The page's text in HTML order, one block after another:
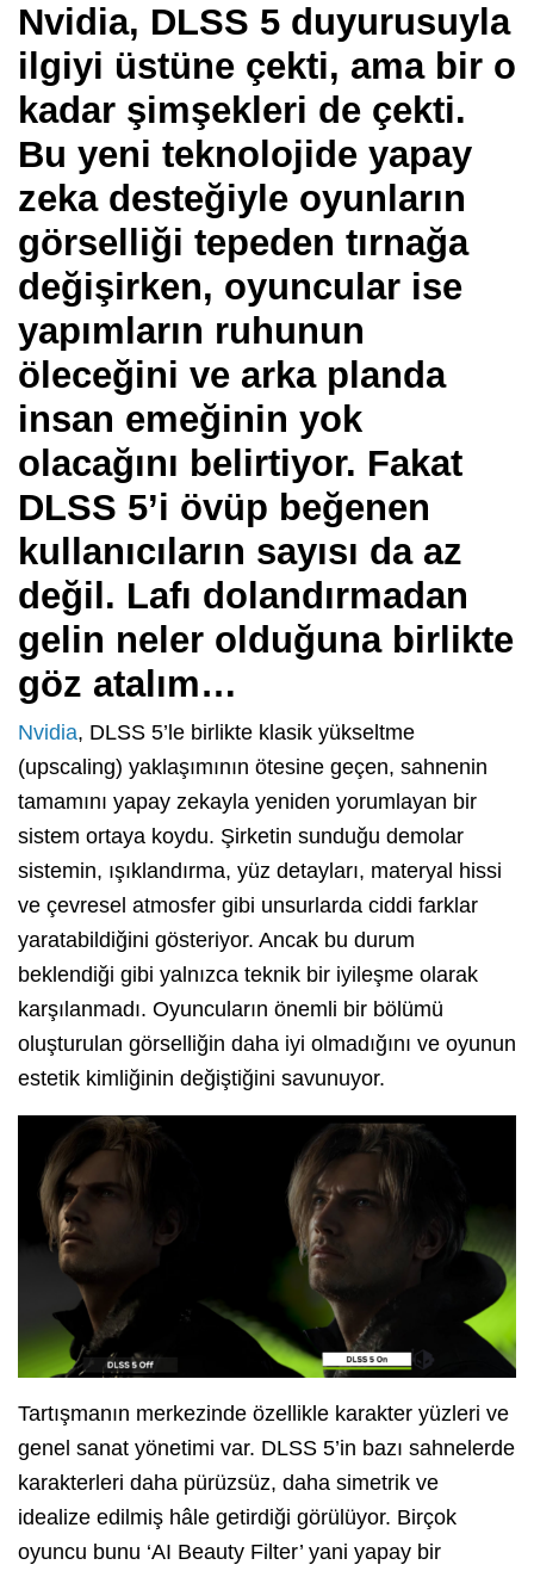
Nvidia, DLSS 5 duyurusuyla
ilgiyi üstüne çekti, ama bir o
kadar şimşekleri de çekti.
Bu yeni teknolojide yapay
zeka desteğiyle oyunların
görselliği tepeden tırnağa
değişirken, oyuncular ise
yapımların ruhunun
öleceğini ve arka planda
insan emeğinin yok
olacağını belirtiyor. Fakat
DLSS 5’i övüp beğenen
kullanıcıların sayısı da az
değil. Lafı dolandırmadan
gelin neler olduğuna birlikte
göz atalım…
Nvidia, DLSS 5’le birlikte klasik yükseltme
(upscaling) yaklaşımının ötesine geçen, sahnenin
tamamını yapay zekayla yeniden yorumlayan bir
sistem ortaya koydu. Şirketin sunduğu demolar
sistemin, ışıklandırma, yüz detayları, materyal hissi
ve çevresel atmosfer gibi unsurlarda ciddi farklar
yaratabildiğini gösteriyor. Ancak bu durum
beklendiği gibi yalnızca teknik bir iyileşme olarak
karşılanmadı. Oyuncuların önemli bir bölümü
oluşturulan görselliğin daha iyi olmadığını ve oyunun
estetik kimliğinin değiştiğini savunuyor.
Tartışmanın merkezinde özellikle karakter yüzleri ve
genel sanat yönetimi var. DLSS 5’in bazı sahnelerde
karakterleri daha pürüzsüz, daha simetrik ve
idealize edilmiş hâle getirdiği görülüyor. Birçok
oyuncu bunu ‘AI Beauty Filter’ yani yapay bir